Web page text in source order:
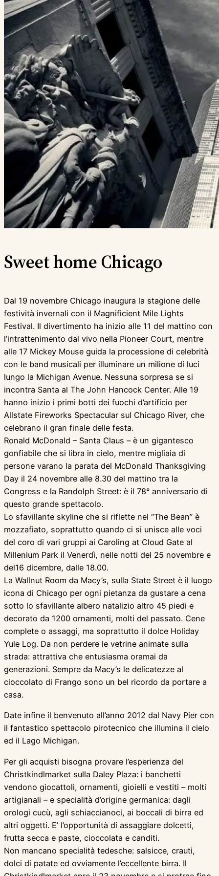
Sweet home Chicago
Dal 19 novembre Chicago inaugura la stagione delle
festività invernali con il Magnificient Mile Lights
Festival. Il divertimento ha inizio alle 11 del mattino con
l’intrattenimento dal vivo nella Pioneer Court, mentre
alle 17 Mickey Mouse guida la processione di celebrità
con le band musicali per illuminare un milione di luci
lungo la Michigan Avenue. Nessuna sorpresa se si
incontra Santa al The John Hancock Center. Alle 19
hanno inizio i primi botti dei fuochi d’artificio per
Allstate Fireworks Spectacular sul Chicago River, che
celebrano il gran finale delle festa.
Ronald McDonald – Santa Claus – è un gigantesco
gonfiabile che si libra in cielo, mentre migliaia di
persone varano la parata del McDonald Thanksgiving
Day il 24 novembre alle 8.30 del mattino tra la
Congress e la Randolph Street: è il 78° anniversario di
questo grande spettacolo.
Lo sfavillante skyline che si riflette nel “The Bean” è
mozzafiato, soprattutto quando ci si unisce alle voci
del coro di vari gruppi ai Caroling at Cloud Gate al
Millenium Park il Venerdì, nelle notti del 25 novembre e
del16 dicembre, dalle 18.00.
La Wallnut Room da Macy’s, sulla State Street è il luogo
icona di Chicago per ogni pietanza da gustare a cena
sotto lo sfavillante albero natalizio altro 45 piedi e
decorato da 1200 ornamenti, molti del passato. Cene
complete o assaggi, ma soprattutto il dolce Holiday
Yule Log. Da non perdere le vetrine animate sulla
strada: attrattiva che entusiasma oramai da
generazioni. Sempre da Macy’s le delicatezze al
cioccolato di Frango sono un bel ricordo da portare a
casa.
Date infine il benvenuto all’anno 2012 dal Navy Pier con
il fantastico spettacolo pirotecnico che illumina il cielo
ed il Lago Michigan.
Per gli acquisti bisogna provare l’esperienza del
Christkindlmarket sulla Daley Plaza: i banchetti
vendono giocattoli, ornamenti, gioielli e vestiti – molti
artigianali – e specialità d’origine germanica: dagli
orologi cucù, agli schiaccianoci, ai boccali di birra ed
altri oggetti. E’ l’opportunità di assaggiare dolcetti,
frutta secca e paste, cioccolata e canditi.
Non mancano specialità tedesche: salsicce, crauti,
dolci di patate ed ovviamente l’eccellente birra. Il